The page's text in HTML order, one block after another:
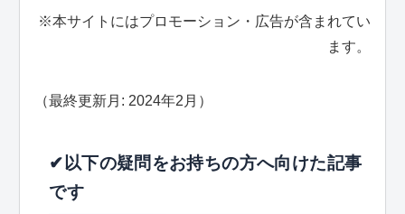
※本サイトにはプロモーション・広告が含まれてい
ます。
（最終更新月: 2024年2月）
✔以下の疑問をお持ちの方へ向けた記事
です